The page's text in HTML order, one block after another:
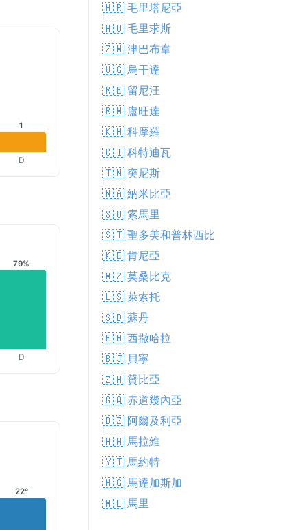
1
D
79%
D
22°
🇲🇷 毛里塔尼亞
🇲🇺 毛里求斯
🇿🇼 津巴布韋
🇺🇬 烏干達
🇷🇪 留尼汪
🇷🇼 盧旺達
🇰🇲 科摩羅
🇨🇮 科特迪瓦
🇹🇳 突尼斯
🇳🇦 納米比亞
🇸🇴 索馬里
🇸🇹 聖多美和普林西比
🇰🇪 肯尼亞
🇲🇿 莫桑比克
🇱🇸 萊索托
🇸🇩 蘇丹
🇪🇭 西撒哈拉
🇧🇯 貝寧
🇿🇲 贊比亞
🇬🇶 赤道幾內亞
🇩🇿 阿爾及利亞
🇲🇼 馬拉維
🇾🇹 馬約特
🇲🇬 馬達加斯加
🇲🇱 馬里